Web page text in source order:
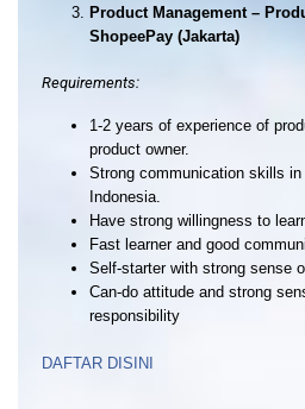
Product Management –
ShopeePay (Jakarta)
Requirements:
1-2 years of experience of
product owner.
Strong communication skills
Indonesia.
Have strong willingness to
Fast learner and good
Self-starter with strong sense
Can-do attitude and strong
responsibility
DAFTAR DISINI